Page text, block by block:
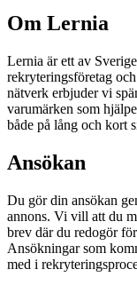
Om Lernia
Lernia är ett av
rekryteringsföretag
nätverk erbjuder vi
varumärken som
både på lång och kort
Ansökan
Du gör din ansökan
annons. Vi vill att du
brev där du redogör
Ansökningar som
med i